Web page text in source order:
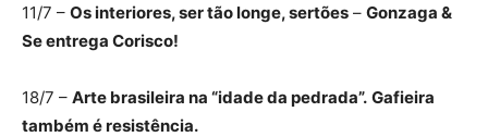
11/7 – Os interiores, ser tão longe, sertões – Gonzaga &
Se entrega Corisco!
18/7 – Arte brasileira na “idade da pedrada”. Gafieira
também é resistência.